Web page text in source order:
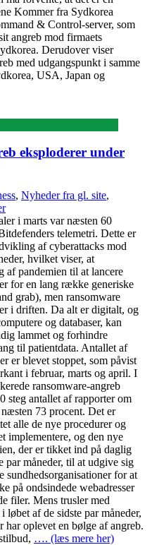
Kommer fra Sydkorea
& Control-server, som
angreb mod firmaets
Derudover viser
med udgangspunkt i samme
USA, Japan og
eksploderer under
, Nyheder fra gl. site,
i marts var næsten 60
telemetri. Dette er
af cyberattacks mod
hvilket viser, at
af pandemien til at lancere
for en lang række generiske
grab), men ransomware
i driften. Da alt er digitalt, og
og databaser, kan
lammet og forhindre
til patientdata. Antallet af
er blevet stoppet, som påvist
i februar, marts og april. I
ransomware-angreb
steg antallet af rapporter om
73 procent. Det er
alle de nye procedurer og
implementere, og den nye
der er tikket ind på daglig
par måneder, til at udgive sig
for at
på ondsindede webadresser
filer. Mens trusler med
af de sidste par måneder,
oplevet en bølge af angreb.
…. (læs mere her)